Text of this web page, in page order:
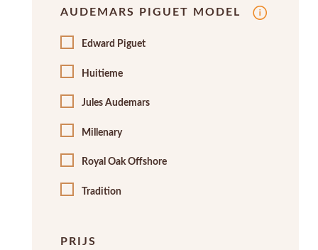
AUDEMARS PIGUET MODEL
Edward Piguet
Huitieme
Jules Audemars
Millenary
Royal Oak Offshore
Tradition
PRIJS